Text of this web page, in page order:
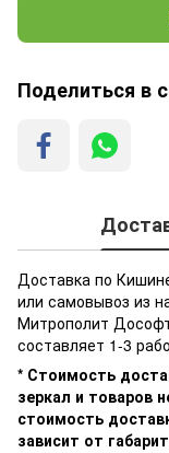
Поделиться в
Доставка по
или самовывоз из
Митрополит
составляет 1-3
* Стоимость
зеркал и товаров
стоимость
зависит от